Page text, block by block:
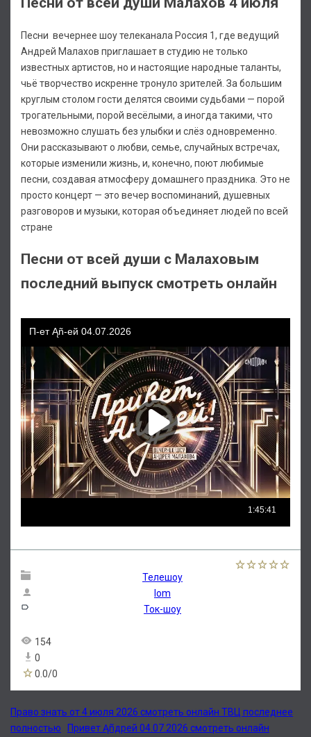
Песни вечернее шоу телеканала Россия 1, где ведущий
Андрей Малахов приглашает в студию не только
известных артистов, но и настоящие народные таланты,
чьё творчество искренне тронуло зрителей. За большим
круглым столом гости делятся своими судьбами — порой
трогательными, порой весёлыми, а иногда такими, что
невозможно слушать без улыбки и слёз одновременно.
Они рассказывают о любви, семье, случайных встречах,
которые изменили жизнь, и, конечно, поют любимые
песни, создавая атмосферу домашнего праздника. Это не
просто концерт — это вечер воспоминаний, душевных
разговоров и музыки, которая объединяет людей по всей
стране
Песни от всей души с Малаховым
последний выпуск смотреть онлайн
Телешоу
lom
Ток-шоу
154
0
0.0/0
Право знать от 4 июля 2026 смотреть онлайн ТВЦ последнее
полностью
Привет Ąñдpей 04.07.2026 смотреть онлайн